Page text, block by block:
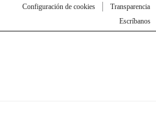
Configuración de cookies
Transparencia
Escríbanos